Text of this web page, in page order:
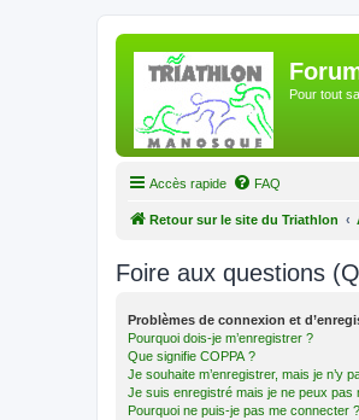
Pour tout
Accès rapide FAQ
Retour sur le site du Triathlon
Foire aux questions
Problèmes de connexion et
Pourquoi dois-je m’enregistrer ?
Que signifie COPPA ?
Je souhaite m’enregistrer, mais je n’y
Je suis enregistré mais je ne peux pas
Pourquoi ne puis-je pas me connecter ?